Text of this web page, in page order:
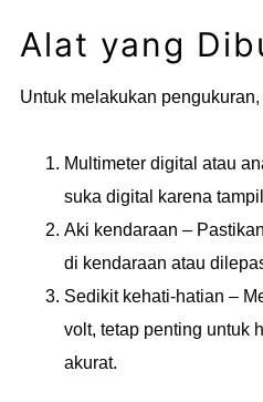
Alat yang
Untuk melakukan
Multimeter digital atau
suka digital karena
Aki kendaraan –
di kendaraan atau
Sedikit kehati-hatian –
volt, tetap penting untuk
akurat.